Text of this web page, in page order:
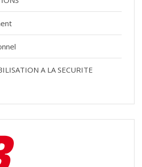
A LA SECURITE